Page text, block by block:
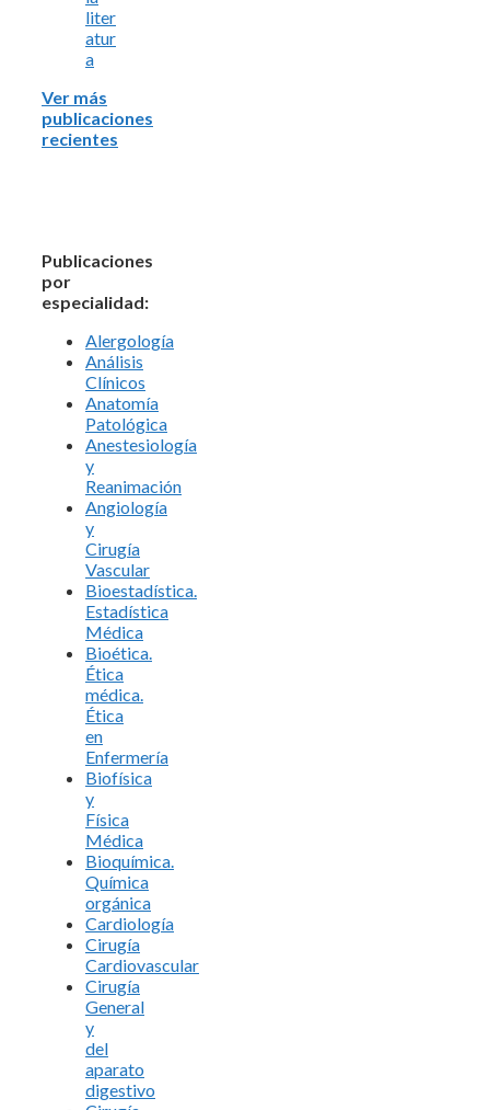
liter
atur
a
Ver más
publicaciones
recientes
Publicaciones
por
especialidad:
Alergología
Análisis
Clínicos
Anatomía
Patológica
Anestesiología
y
Reanimación
Angiología
y
Cirugía
Vascular
Bioestadística.
Estadística
Médica
Bioética.
Ética
médica.
Ética
en
Enfermería
Biofísica
y
Física
Médica
Bioquímica.
Química
orgánica
Cardiología
Cirugía
Cardiovascular
Cirugía
General
y
del
aparato
digestivo